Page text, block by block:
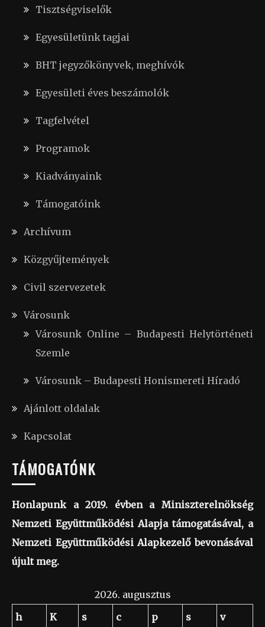
Tisztségviselők
Egyesületünk tagjai
BHT jegyzőkönyvek, meghívók
Egyesületi éves beszámolók
Tagfelvétel
Programok
Kiadványaink
Támogatóink
Archívum
Közgyűjtemények
Civil szervezetek
Városunk
Városunk Online – Budapesti Helytörténeti
Szemle
Városunk – Budapesti Honismereti Híradó
Ajánlott oldalak
Kapcsolat
TÁMOGATÓNK
Honlapunk a 2019. évben a Miniszterelnökség
Nemzeti Együttműködési Alapja támogatásával, a
Nemzeti Együttműködési Alapkezelő bevonásával
újult meg.
2026. augusztus
h
K s c p s v